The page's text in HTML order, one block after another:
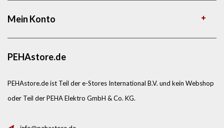
Mein Konto
PEHAstore.de
PEHAstore.de ist Teil der e-Stores International B.V. und kein Webshop
oder Teil der PEHA Elektro GmbH & Co. KG.